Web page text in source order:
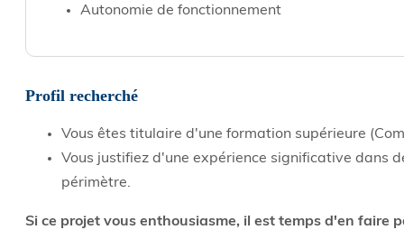
Autonomie de fonctionnement
Profil recherché
Vous êtes titulaire d'une formation supérieure
Vous justifiez d'une expérience significative dans
périmètre.
Si ce projet vous enthousiasme, il est temps d'en faire